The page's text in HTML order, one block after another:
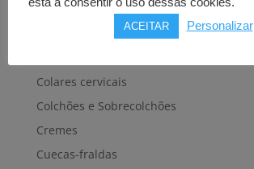
Cintas e Faixas
Cintos, Coletes e afins
Colares cervicais
Colchões e Sobrecolchões
Cremes
Cuecas-fraldas
ACEITAR Personalizar